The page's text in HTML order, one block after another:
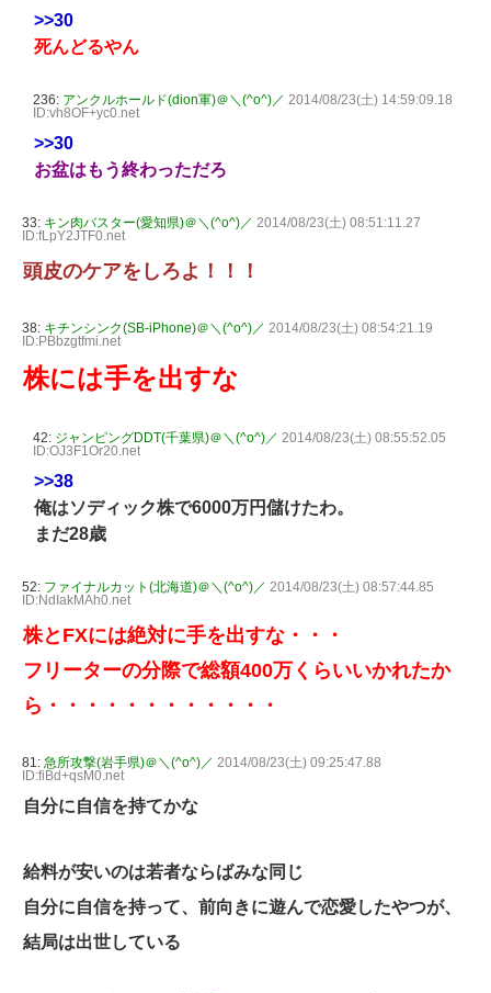
>>30
死んどるやん
236: アンクルホールド(dion軍)＠＼(^o^)／ 2014/08/23(土) 14:59:09.18
ID:vh8OF+yc0.net
>>30
お盆はもう終わっただろ
33: キン肉バスター(愛知県)＠＼(^o^)／ 2014/08/23(土) 08:51:11.27
ID:fLpY2JTF0.net
頭皮のケアをしろよ！！！
38: キチンシンク(SB-iPhone)＠＼(^o^)／ 2014/08/23(土) 08:54:21.19
ID:PBbzgtfmi.net
株には手を出すな
42: ジャンピングDDT(千葉県)＠＼(^o^)／ 2014/08/23(土) 08:55:52.05
ID:OJ3F1Or20.net
>>38
俺はソディック株で6000万円儲けたわ。
まだ28歳
52: ファイナルカット(北海道)＠＼(^o^)／ 2014/08/23(土) 08:57:44.85
ID:NdIakMAh0.net
株とFXには絶対に手を出すな・・・
フリーターの分際で総額400万くらいいかれたか
ら・・・・・・・・・・・・
81: 急所攻撃(岩手県)＠＼(^o^)／ 2014/08/23(土) 09:25:47.88
ID:fiBd+qsM0.net
自分に自信を持てかな
給料が安いのは若者ならばみな同じ
自分に自信を持って、前向きに遊んで恋愛したやつが、
結局は出世している